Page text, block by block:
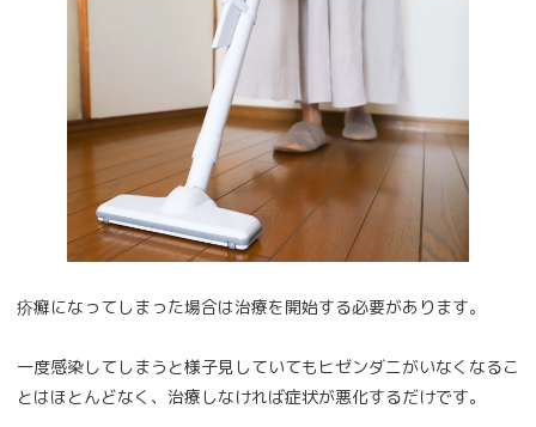
疥癬になってしまった場合は治療を開始する必要があります。
一度感染してしまうと様子見していてもヒゼンダニがいなくなるこ
とはほとんどなく、治療しなければ症状が悪化するだけです。